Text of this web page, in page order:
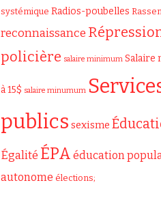
systémique Radios-poubelles
reconnaissance
policière salaire minimum Salaire
à 15$ salaire minumum
publics sexisme
Égalité ÉPA éducation
autonome élections;